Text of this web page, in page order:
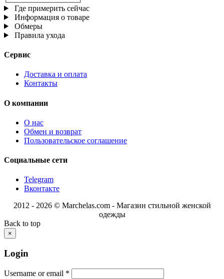
Где примерить сейчас
Информация о товаре
Обмеры
Правила ухода
Сервис
Доставка и оплата
Контакты
О компании
О нас
Обмен и возврат
Пользовательское соглашение
Социальные сети
Telegram
Вконтакте
2012 - 2026 © Marchelas.com - Магазин стильной женской
одежды
Back to top
×
Login
Username or email *